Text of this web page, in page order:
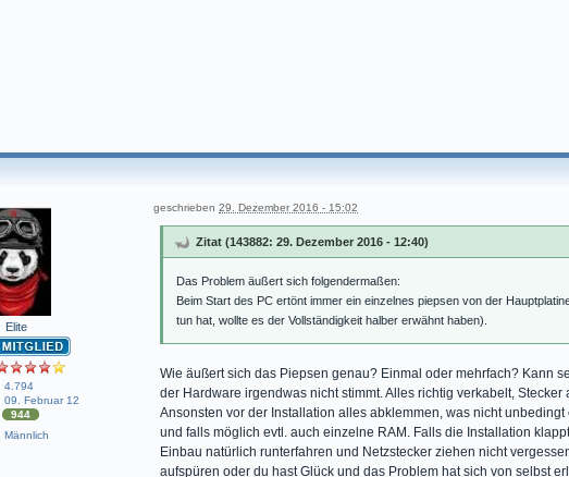
Elite
4.794
09. Februar 12
944
Männlich
geschrieben 29. Dezember 2016 - 15:02
Zitat (143882: 29. Dezember 2016 - 12:40)
Das Problem äußert sich folgendermaßen:
Beim Start des PC ertönt immer ein einzelnes piepsen von der
tun hat, wollte es der Vollständigkeit halber erwähnt haben).
Wie äußert sich das Piepsen genau? Einmal oder mehrfach? Kann
der Hardware irgendwas nicht stimmt. Alles richtig verkabelt, Stecker
Ansonsten vor der Installation alles abklemmen, was nicht
und falls möglich evtl. auch einzelne RAM. Falls die Installation
Einbau natürlich runterfahren und Netzstecker ziehen nicht
aufspüren oder du hast Glück und das Problem hat sich von selbst